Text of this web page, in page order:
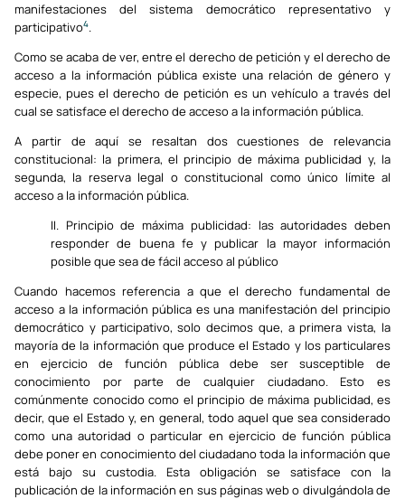
manifestaciones del sistema democrático representativo y
participativo4.
Como se acaba de ver, entre el derecho de petición y el derecho de
acceso a la información pública existe una relación de género y
especie, pues el derecho de petición es un vehículo a través del
cual se satisface el derecho de acceso a la información pública.
A partir de aquí se resaltan dos cuestiones de relevancia
constitucional: la primera, el principio de máxima publicidad y, la
segunda, la reserva legal o constitucional como único límite al
acceso a la información pública.
II. Principio de máxima publicidad: las autoridades deben
responder de buena fe y publicar la mayor información
posible que sea de fácil acceso al público
Cuando hacemos referencia a que el derecho fundamental de
acceso a la información pública es una manifestación del principio
democrático y participativo, solo decimos que, a primera vista, la
mayoría de la información que produce el Estado y los particulares
en ejercicio de función pública debe ser susceptible de
conocimiento por parte de cualquier ciudadano. Esto es
comúnmente conocido como el principio de máxima publicidad, es
decir, que el Estado y, en general, todo aquel que sea considerado
como una autoridad o particular en ejercicio de función pública
debe poner en conocimiento del ciudadano toda la información que
está bajo su custodia. Esta obligación se satisface con la
publicación de la información en sus páginas web o divulgándola de